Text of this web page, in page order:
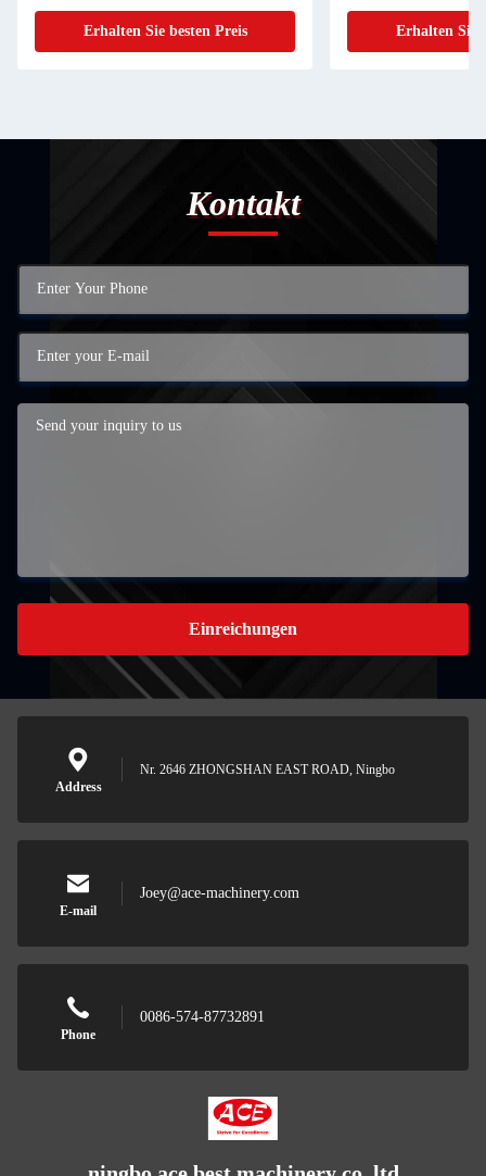
Halterung
Erhalten Sie besten Preis
Erhalten Sie
Kontakt
Einreichungen
Address
Nr. 2646 ZHONGSHAN EAST ROAD, Ningbo
E-mail
Joey@ace-machinery.com
Phone
0086-574-87732891